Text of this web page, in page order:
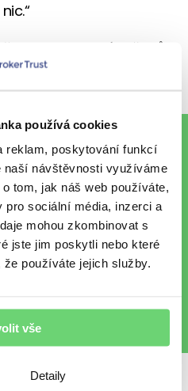
Detaily
používá cookies
reklam, poskytování funkcí
návštěvnosti využíváme
tom, jak náš web používáte,
sociální média, inzerci a
mohou zkombinovat s
jste jim poskytli nebo které
používáte jejich služby.
vše
mnoho úspěchů!
e-mailem
vzpruhu z
e-mailem.
údaje.